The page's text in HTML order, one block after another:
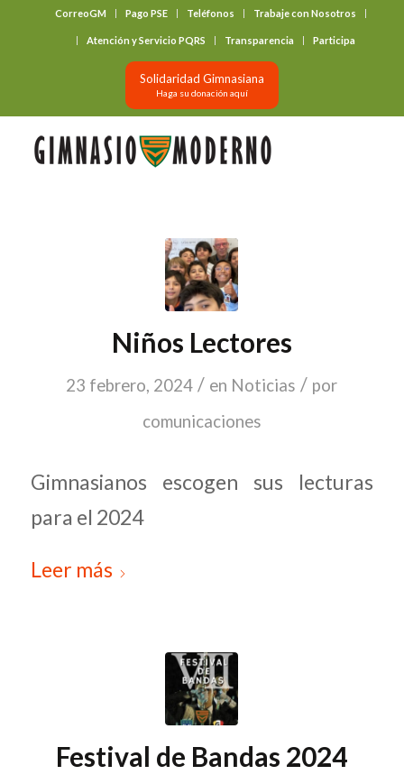
CorreoGM Pago PSE Teléfonos Trabaje con Nosotros
Atención y Servicio PQRS Transparencia Participa
Solidaridad Gimnasiana
Haga su donación aquí
Niños Lectores
23 febrero, 2024 / en Noticias / por
comunicaciones
Gimnasianos escogen sus lecturas
para el 2024
Leer más
Festival de Bandas 2024